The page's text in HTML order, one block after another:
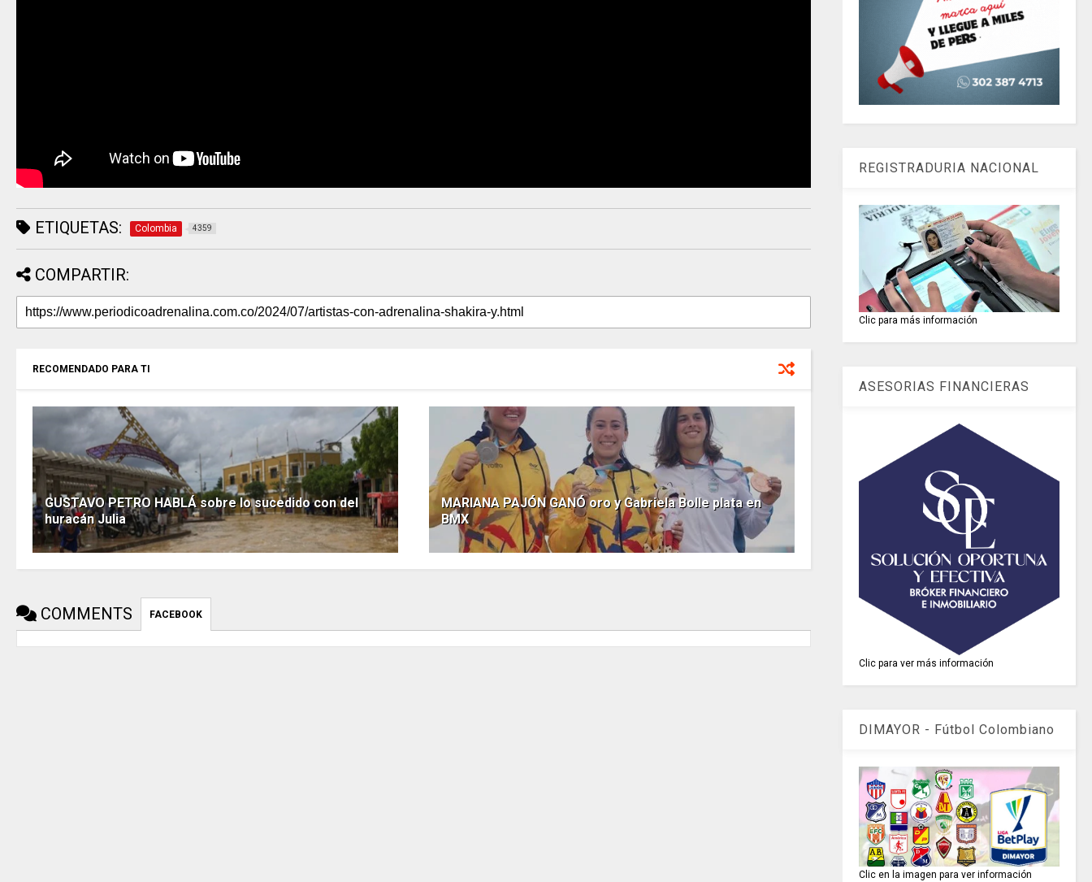
ETIQUETAS: Colombia 4359
COMPARTIR:
RECOMENDADO PARA TI
GUSTAVO PETRO HABLÁ sobre lo sucedido con del
huracán Julia
MARIANA PAJÓN GANÓ oro y Gabriela Bolle plata en
BMX
COMMENTS FACEBOOK
REGISTRADURIA NACIONAL
Clic para más información
ASESORIAS FINANCIERAS
Clic para ver más información
DIMAYOR - Fútbol Colombiano
Clic en la imagen para ver información